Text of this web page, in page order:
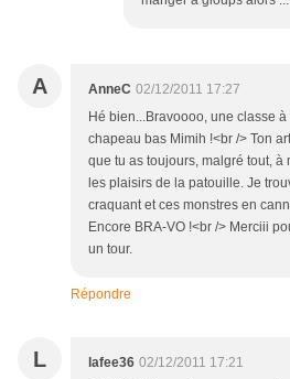
A AnneC 02/12/2011 17:27
Hé bien...Bravoooo, une classe
chapeau bas Mimih !<br /> Ton
que tu as toujours, malgré tout, à
les plaisirs de la patouille. Je
craquant et ces monstres en
Encore BRA-VO !<br /> Merciii
un tour.
Répondre
L lafee36 02/12/2011 17:21